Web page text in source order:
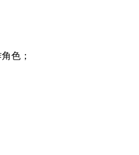
色；